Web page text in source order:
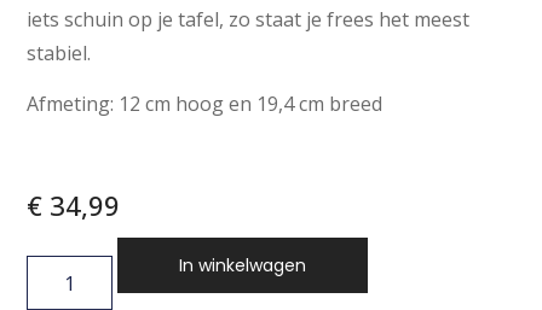
iets schuin op je tafel, zo staat je frees het meest
stabiel.
Afmeting: 12 cm hoog en 19,4 cm breed
€ 34,99
In winkelwagen